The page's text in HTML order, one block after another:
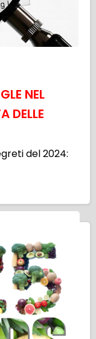
NEL
DELLE
del 2024: